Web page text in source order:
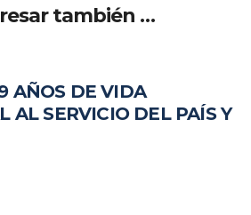
también …
AÑOS DE VIDA
AL SERVICIO DEL PAÍS Y